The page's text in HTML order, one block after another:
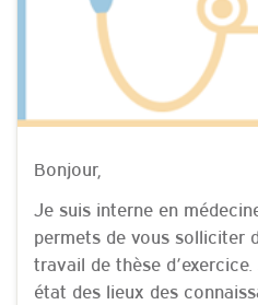
Bonjour,
Je suis interne en
permets de vous solliciter
travail de thèse
état des lieux des